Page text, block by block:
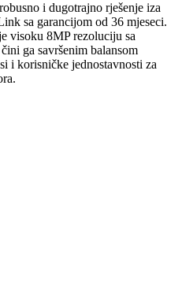
i dugotrajno rješenje iza
sa garancijom od 36 mjeseci.
visoku 8MP rezoluciju sa
ga savršenim balansom
i korisničke jednostavnosti za